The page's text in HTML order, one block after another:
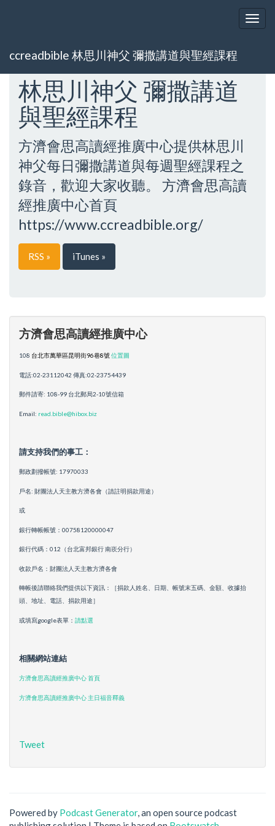
ccreadbible 林思川神父 彌撒講道與聖經課程
林思川神父 彌撒講道
與聖經課程
方濟會思高讀經推廣中心提供林思川
神父每日彌撒講道與每週聖經課程之
錄音，歡迎大家收聽。 方濟會思高讀
經推廣中心首頁
https://www.ccreadbible.org/
RSS » iTunes »
方濟會思高讀經推廣中心
108 台北市萬華區昆明街96巷8號位置圖
電話:02-23112042 傳真:02-23754439
郵件請寄: 108-99 台北郵局2-10號信箱
Email: read.bible@hibox.biz
請支持我們的事工：
郵政劃撥帳號: 17970033
戶名: 財團法人天主教方濟各會（請註明捐款用途）
或
銀行轉帳帳號：00758120000047
銀行代碼：012（台北富邦銀行 南崁分行）
收款戶名：財團法人天主教方濟各會
轉帳後請聯絡我們提供以下資訊：［捐款人姓名、日期、帳號末五碼、金額、收據抬
頭、地址、電話、捐款用途］
或填寫google表單： 請點選
相關網站連結
方濟會思高讀經推廣中心 首頁
方濟會思高讀經推廣中心 主日福音釋義
Tweet
Powered by Podcast Generator, an open source podcast